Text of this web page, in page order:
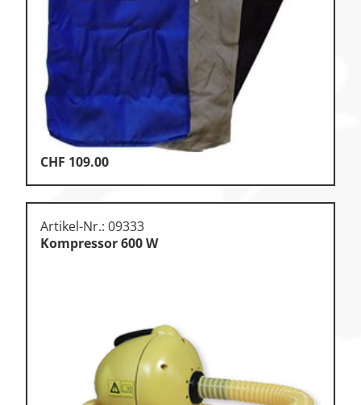
Klettern & Bouldern
Leichtathletik
Objekteinrichtungen
Spielgeräte • Psychomotorik
Technische Dokumentation
Therapiebedarf
Wassersport
Zu den Ersatzteilen
Zu den Print Medien
CHF 109.00
Artikel-Nr.: 09333
Kompressor 600 W